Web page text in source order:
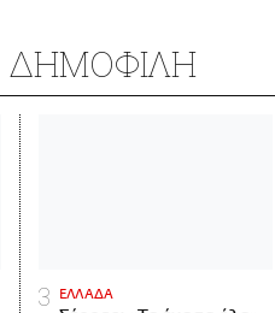
ΔΗΜΟΦΙΛΗ
ΕΛΛΑΔΑ